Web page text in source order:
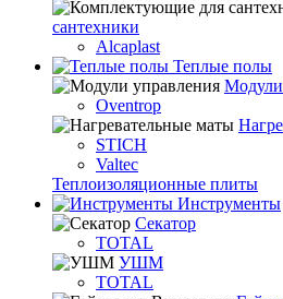
сантехники
Alcaplast
Теплые полы
Модули
Oventrop
STICH
Valtec
Теплоизоляционные плиты
Инструменты
Секатор
TOTAL
УШМ
TOTAL